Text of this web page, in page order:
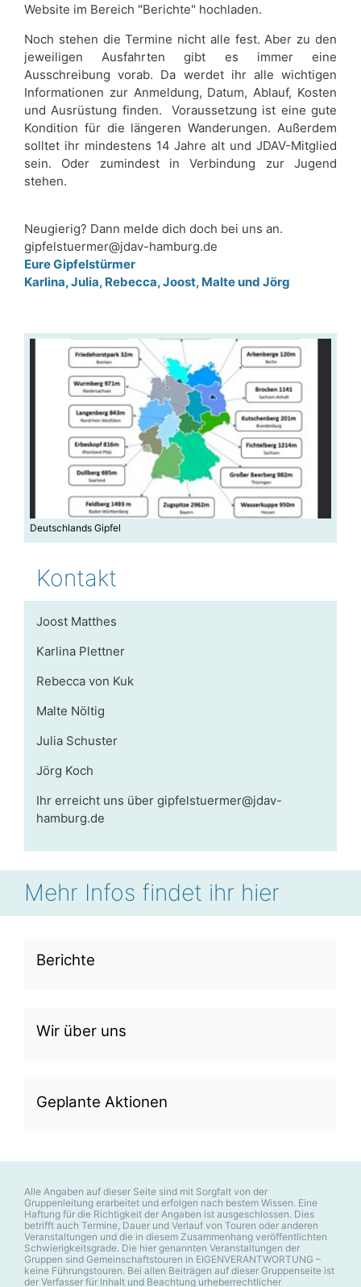
Website im Bereich "Berichte" hochladen.
Noch stehen die Termine nicht alle fest. Aber zu den
jeweiligen Ausfahrten gibt es immer eine
Ausschreibung vorab. Da werdet ihr alle wichtigen
Informationen zur Anmeldung, Datum, Ablauf, Kosten
und Ausrüstung finden. Voraussetzung ist eine gute
Kondition für die längeren Wanderungen. Außerdem
solltet ihr mindestens 14 Jahre alt und JDAV-Mitglied
sein. Oder zumindest in Verbindung zur Jugend
stehen.
Neugierig? Dann melde dich doch bei uns an.
gipfelstuermer@jdav-hamburg.de
Eure Gipfelstürmer
Karlina, Julia, Rebecca, Joost, Malte und Jörg
Deutschlands Gipfel
Kontakt
Joost Matthes
Karlina Plettner
Rebecca von Kuk
Malte Nöltig
Julia Schuster
Jörg Koch
Ihr erreicht uns über gipfelstuermer@jdav-
hamburg.de
Mehr Infos findet ihr hier
Berichte
Wir über uns
Geplante Aktionen
Alle Angaben auf dieser Seite sind mit Sorgfalt von der
Gruppenleitung erarbeitet und erfolgen nach bestem Wissen. Eine
Haftung für die Richtigkeit der Angaben ist ausgeschlossen. Dies
betrifft auch Termine, Dauer und Verlauf von Touren oder anderen
Veranstaltungen und die in diesem Zusammenhang veröffentlichten
Schwierigkeitsgrade. Die hier genannten Veranstaltungen der
Gruppen sind Gemeinschaftstouren in EIGENVERANTWORTUNG –
keine Führungstouren. Bei allen Beiträgen auf dieser Gruppenseite ist
der Verfasser für Inhalt und Beachtung urheberrechtlicher